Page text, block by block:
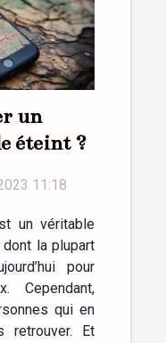
un
éteint ?
11:18
un véritable
la plupart
pour
Cependant,
qui en
retrouver. Et